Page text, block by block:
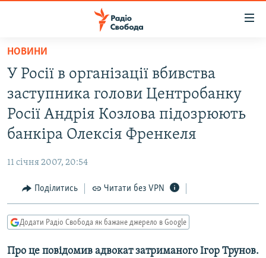
Перейти
основного
матеріалу
Перейти
до
основної
Перейти
пошуку
СТАТТІ
ПОЛІТИКА
КУЛЬТУРА
СПОРТ
СВІТ
ВІЙНА
ДОНБАС.РЕАЛІЇ
КРИМ.РЕАЛІЇ
ТИ ЯК?
КИТАЙ.ВИКЛИКИ
НОВИНИ
У Росії в організації вбивства
заступника голови Центробанку
Росії Андрія Козлова підозрюють
банкіра Олексія Френкеля
11 січня 2007, 20:54
Поділитись Читати без VPN
Додати Радіо Свобода як бажане джерело в Google
Про це повідомив адвокат затриманого Ігор Трунов.